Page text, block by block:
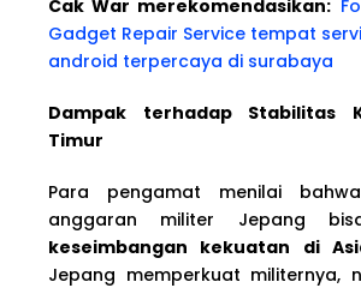
Cak War merekomendasikan:
Gadget Repair Service tempat
android terpercaya di surabaya
Dampak terhadap Stabilitas
Timur
Para pengamat menilai
anggaran militer Jepang
keseimbangan kekuatan di
Jepang memperkuat militernya,